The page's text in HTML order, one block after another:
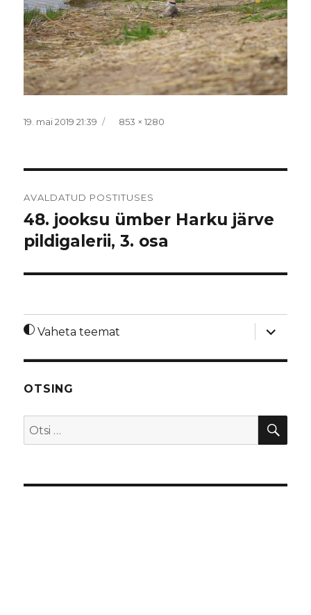
Postitatud
19. mai 2019 21:39 Täissuurus
853 × 1280
AVALDATUD POSTITUSES
48. jooksu ümber Harku järve
pildigalerii, 3. osa
Vaheta teemat
laienda
OTSING
Otsi: